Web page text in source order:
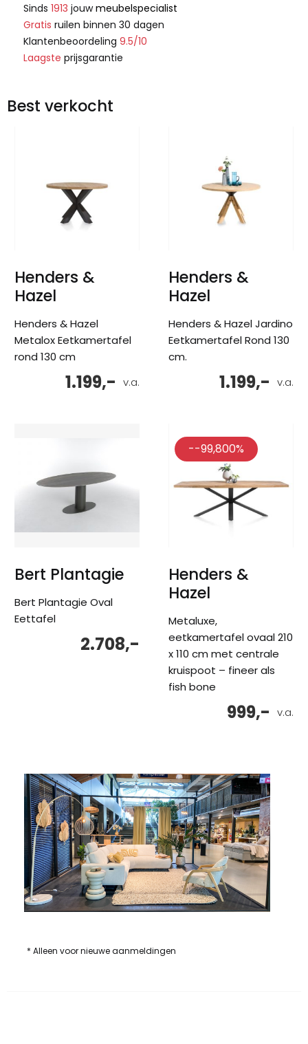
Sinds 1913 jouwmeubelspecialist
Gratis ruilen binnen 30 dagen
Klantenbeoordeling 9.5/10
Laagste prijsgarantie
Best verkocht
Henders &
Hazel
Henders & Hazel
Metalox Eetkamertafel
rond 130 cm
v.a.
1.199,-
Henders &
Hazel
Henders & Hazel Jardino
Eetkamertafel Rond 130
cm.
v.a.
1.199,-
Bert Plantagie
Bert Plantagie Oval
Eettafel
2.708,-
--99,800%
Henders &
Hazel
Metaluxe,
eetkamertafel ovaal 210
x 110 cm met centrale
kruispoot – fineer als
fish bone
v.a.
999,-
* Alleen voor nieuwe aanmeldingen